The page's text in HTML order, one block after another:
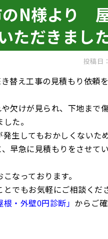
のN様より
ただきまし
投稿日
替え工事の見積もり依頼
欠けが見られ、下地まで
た。
生してもおかしくないた
早急に見積もりをさせて
なっております。
でもお気軽にご相談くだ
根・外壁0円診断」 からご